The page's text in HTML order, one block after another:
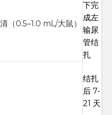
（0.5–1.0 mL/大鼠）
下完
成左
输尿
管结
扎
结扎
后 7-
21 天